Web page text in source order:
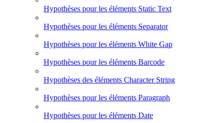
Hypothèses pour les éléments Static Text
Hypothèses pour les éléments Separator
Hypothèses pour les éléments White Gap
Hypothèses pour les éléments Barcode
Hypothèses des éléments Character String
Hypothèses pour les éléments Paragraph
Hypothèses pour les éléments Date